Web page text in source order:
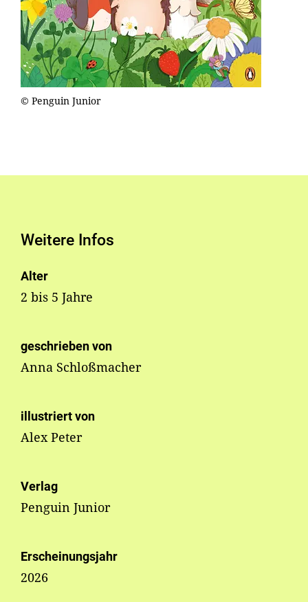
© Penguin Junior
Weitere Infos
Alter
2 bis 5 Jahre
geschrieben von
Anna Schloßmacher
illustriert von
Alex Peter
Verlag
Penguin Junior
Erscheinungsjahr
2026